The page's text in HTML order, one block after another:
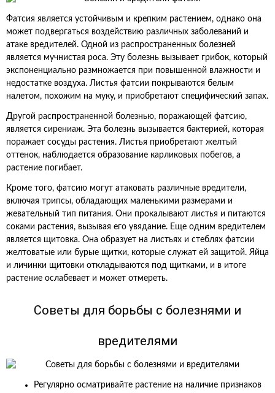
Фатсия является устойчивым и крепким растением, однако она
может подвергаться воздействию различных заболеваний и
атаке вредителей. Одной из распространенных болезней
является мучнистая роса. Эту болезнь вызывает грибок, который
экспоненциально размножается при повышенной влажности и
недостатке воздуха. Листья фатсии покрываются белым
налетом, похожим на муку, и приобретают специфический запах.
Другой распространенной болезнью, поражающей фатсию,
является сирениаж. Эта болезнь вызывается бактерией, которая
поражает сосуды растения. Листья приобретают желтый
оттенок, наблюдается образование карликовых побегов, а
растение погибает.
Кроме того, фатсию могут атаковать различные вредители,
включая трипсы, обладающих маленькими размерами и
жевательный тип питания. Они прокалывают листья и питаются
соками растения, вызывая его увядание. Еще одним вредителем
является щитовка. Она образует на листьях и стеблях фатсии
желтоватые или бурые щитки, которые служат ей защитой. Яйца
и личинки щитовки откладываются под щитками, и в итоге
растение ослабевает и может отмереть.
Советы для борьбы с болезнями и
вредителями
Регулярно осматривайте растение на наличие признаков